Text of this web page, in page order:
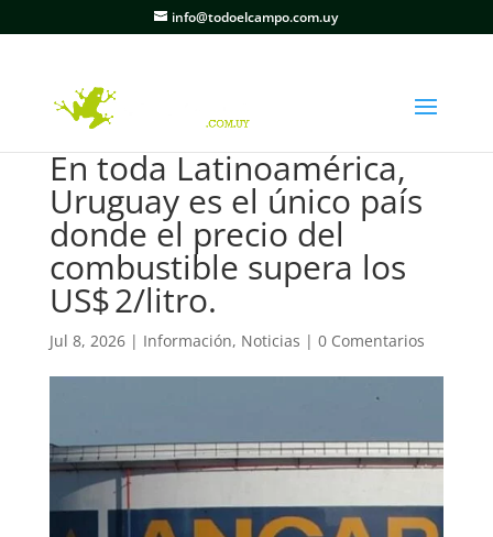
info@todoelcampo.com.uy
En toda Latinoamérica,
Uruguay es el único país
donde el precio del
combustible supera los
US$ 2/litro.
Jul 8, 2026| Información, Noticias | 0 Comentarios